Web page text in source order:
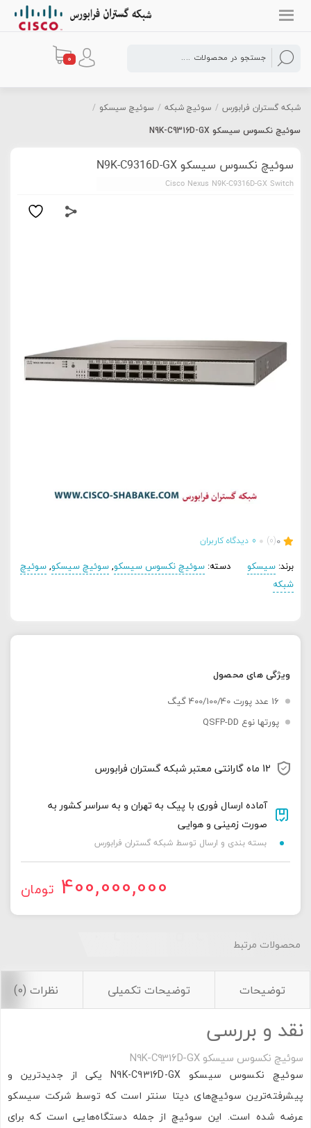
0
شبکه گستران فرابورس / سوئیچ شبکه / سوئیچ سیسکو /
سوئیچ نکسوس سیسکو N9K-C9316D-GX
سوئیچ نکسوس سیسکو N9K-C9316D-GX
Cisco Nexus N9K-C9316D-GX Switch
0
(0)
0 دیدگاه کاربران
برند: سیسکو دسته: سوئیچ نکسوس سیسکو,سوئیچ سیسکو,سوئیچ
شبکه
ویژگی های محصول
16 عدد پورت 400/100/40 گیگ
پورتها نوع QSFP-DD
12 ماه گارانتی معتبر شبکه گستران فرابورس
آماده ارسال فوری با پیک به تهران و به سراسر کشور به
صورت زمینی و هوایی
بسته بندی و ارسال توسط شبکه گستران فرابورس
400,000,000 تومان
محصولات مرتبط
توضیحات توضیحات تکمیلی نظرات (0)
نقد و بررسی
سوئیچ نکسوس سیسکو N9K-C9316D-GX
سوئیچ نکسوس سیسکو N9K-C9316D-GX یکی از جدیدترین و
پیشرفته‌ترین سوئیچ‌های دیتا سنتر است که توسط شرکت سیسکو
عرضه شده است. این سوئیچ از جمله دستگاه‌هایی است که برای